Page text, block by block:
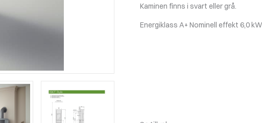
Kaminen finns i svart eller grå.
Energiklass A+ Nominell effekt 6,0 kW